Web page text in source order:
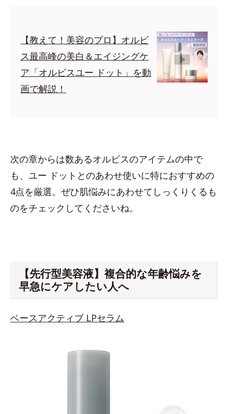
【教えて！美容のプロ】オルビ
ス最高峰の美白＆エイジングケ
ア「オルビスユー ドット」を動
画で解説！
次の章からは数あるオルビスのアイテムの中で
も、ユー ドットとのあわせ使いに特におすすめの
4点を厳選。ぜひ肌悩みにあわせてしっくりくるも
のをチェックしてくださいね。
【先行型美容液】複合的な年齢悩みを
早急にケアしたい人へ
ベースアクティブ LPセラム